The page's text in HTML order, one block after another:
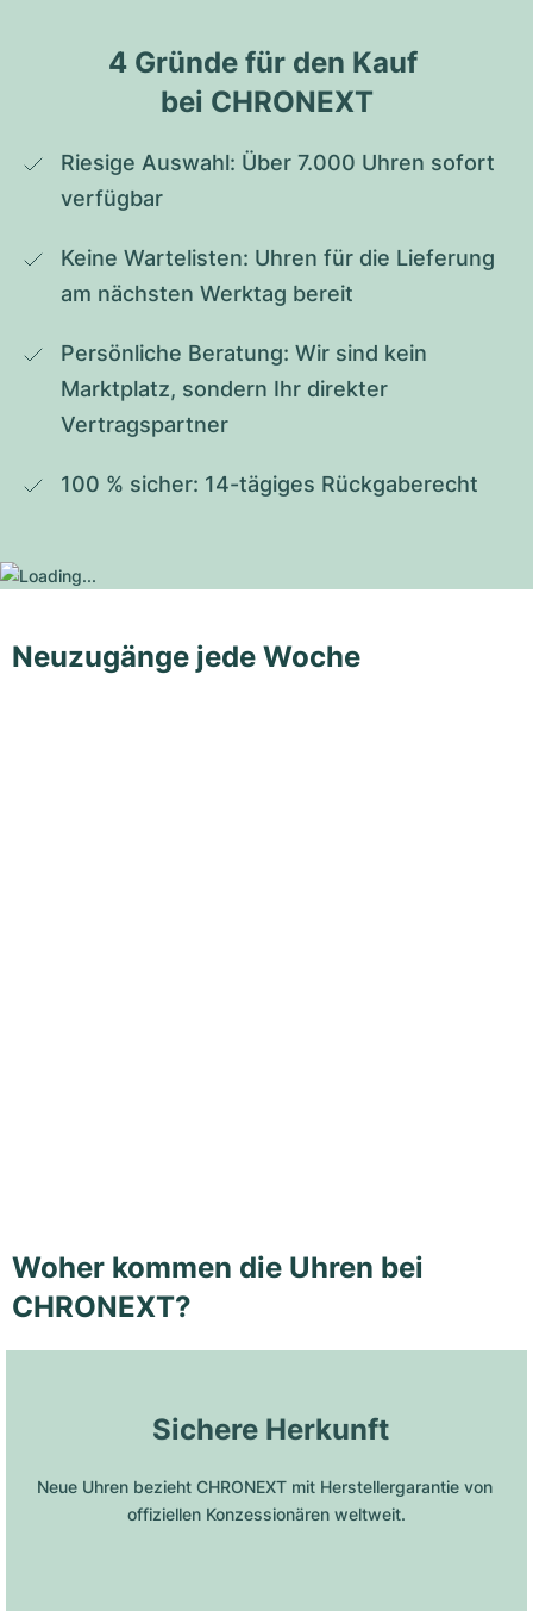
4 Gründe für den Kauf
bei CHRONEXT
Riesige Auswahl: Über 7.000 Uhren sofort
verfügbar
Keine Wartelisten: Uhren für die Lieferung
am nächsten Werktag bereit
Persönliche Beratung: Wir sind kein
Marktplatz, sondern Ihr direkter
Vertragspartner
100 % sicher: 14-tägiges Rückgaberecht
Neuzugänge jede Woche
Woher kommen die Uhren bei
CHRONEXT?
Sichere Herkunft
Neue Uhren bezieht CHRONEXT mit Herstellergarantie von
offiziellen Konzessionären weltweit.